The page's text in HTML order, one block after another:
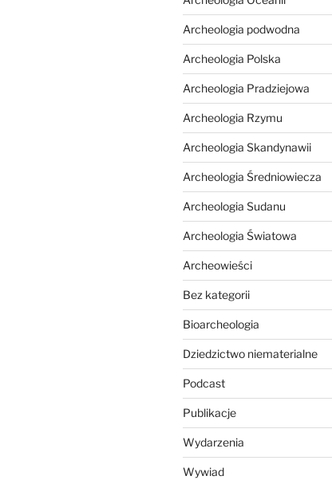
Archeologia podwodna
Archeologia Polska
Archeologia Pradziejowa
Archeologia Rzymu
Archeologia Skandynawii
Archeologia Średniowiecza
Archeologia Sudanu
Archeologia Światowa
Archeowieści
Bez kategorii
Bioarcheologia
Dziedzictwo niematerialne
Podcast
Publikacje
Wydarzenia
Wywiad